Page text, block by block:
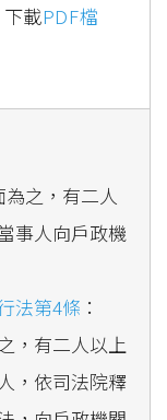
載PDF檔
為之，有二人
事人向戶政機
法第4條 ：
，有二人以上
，依司法院釋